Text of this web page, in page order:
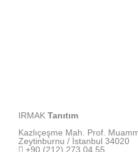
IRMAK Tanıtım
Kazlıçeşme Mah. Prof.
Zeytinburnu / İstanbul 34020
+90 (212) 273 04 55